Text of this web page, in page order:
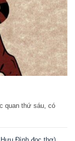
quan thứ sáu, có